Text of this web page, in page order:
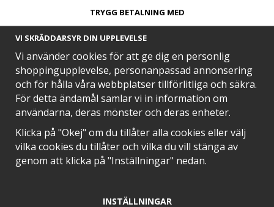
TRYGG BETALNING MED​
SNABB LEVERANS MED
EN DEL AV
VI SKRÄDDARSYR DIN UPPLEVELSE
Vi använder cookies för att ge dig en personlig
shoppingupplevelse, personanpassad annonsering
och för hålla våra webbplatser tillförlitliga och säkra.
För detta ändamål samlar vi in information om
användarna, deras mönster och deras enheter.
Klicka på "Okej" om du tillåter alla cookies eller välj
vilka cookies du tillåter och vilka du vill stänga av
genom att klicka på "Inställningar" nedan.
INSTÄLLNINGAR